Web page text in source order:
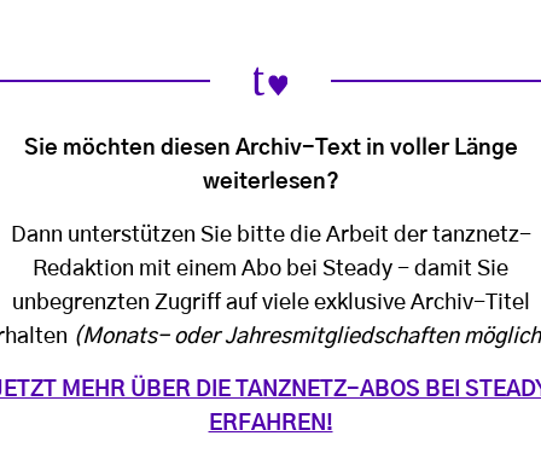
Sie möchten diesen Archiv-Text in voller Länge
weiterlesen?
Dann unterstützen Sie bitte die Arbeit der tanznetz-
Redaktion mit einem Abo bei Steady - damit Sie
unbegrenzten Zugriff auf viele exklusive Archiv-Titel
(Monats- oder Jahresmitgliedschaften
MEHR ÜBER DIE TANZNETZ-ABOS BEI
ERFAHREN!